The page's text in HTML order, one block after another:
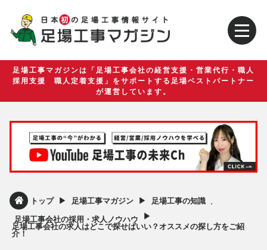
足場工事マガジンは「足場工事会社の経営支援・営業代行・職人
採用支援 職人定着支援」をサポートする足場ベストパートナー
が運営しています。
トップ ▶︎ 足場工事マガジン ▶︎ 足場工事の知識
足場工事会社の採用・求人ノウハウ ▶︎
足場工事会社の求人はどこで探せばいい？オススメの探し方をご紹
介！